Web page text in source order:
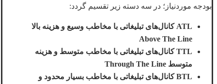
بودجه موردنیاز؛ در سه دسته زیر تقسیم گردد:
ATL کانال‌های تبلیغاتی با مخاطب وسیع و هزینه بالا
Above The Line
TTL کانال‌های تبلیغاتی با مخاطب متوسط و هزینه
متوسط Through The Line
BTL کانال‌های تبلیغاتی با مخاطب بسیار محدود و